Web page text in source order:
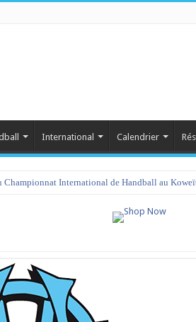
International Calendrier
Championnat International de Handball au